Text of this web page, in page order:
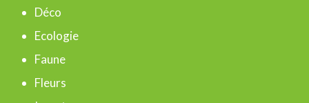
c
h
e
r
Déco
Ecologie
Faune
Fleurs